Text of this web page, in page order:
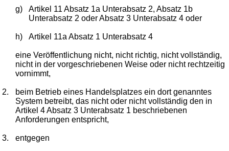
g)
Artikel 11 Absatz 1a Unterabsatz 2, Absatz 1b
Unterabsatz 2 oder Absatz 3 Unterabsatz 4 oder
h) Artikel 11a Absatz 1 Unterabsatz 4
eine Veröffentlichung nicht, nicht richtig, nicht vollständig,
nicht in der vorgeschriebenen Weise oder nicht rechtzeitig
vornimmt,
2.
beim Betrieb eines Handelsplatzes ein dort genanntes
System betreibt, das nicht oder nicht vollständig den in
Artikel 4 Absatz 3 Unterabsatz 1 beschriebenen
Anforderungen entspricht,
3. entgegen